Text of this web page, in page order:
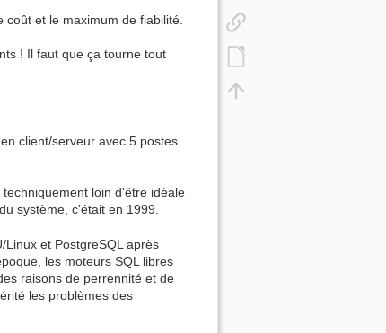
et le maximum de fiabilité.
! Il faut que ça tourne tout
client/serveur avec 5 postes
loin d'être idéale
système, c'était en 1999.
et PostgreSQL après
les moteurs SQL libres
raisons de perrennité et de
les problèmes des